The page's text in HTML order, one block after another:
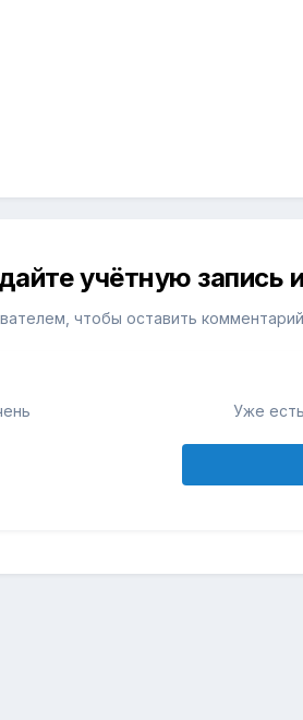
учётную запись
чтобы оставить комментарий
Уже